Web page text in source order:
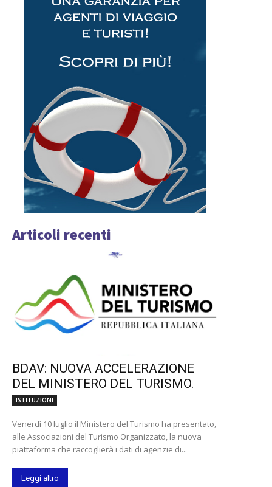
Articoli recenti
BDAV: NUOVA ACCELERAZIONE
DEL MINISTERO DEL TURISMO.
ISTITUZIONI
Venerdì 10 luglio il Ministero del Turismo ha presentato,
alle Associazioni del Turismo Organizzato, la nuova
piattaforma che raccoglierà i dati di agenzie di...
Leggi altro